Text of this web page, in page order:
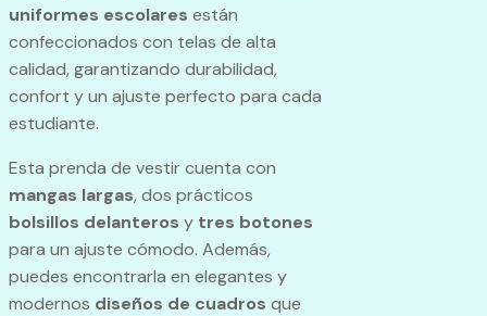
uniformes escolares están
confeccionados con telas de alta
calidad, garantizando durabilidad,
confort y un ajuste perfecto para cada
estudiante.
Esta prenda de vestir cuenta con
mangas largas, dos prácticos
bolsillos delanteros y tres botones
para un ajuste cómodo. Además,
puedes encontrarla en elegantes y
modernos diseños de cuadros que